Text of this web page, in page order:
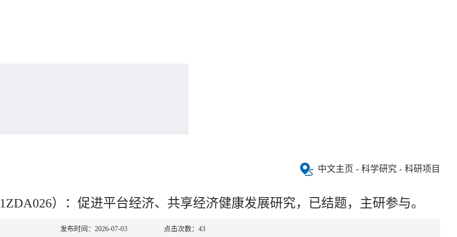
中文主页 - 科学研究 - 科研项目
）：促进平台经济、共享经济健康发展研究，已结题，主研参与。
发布时间：2026-07-03 点击次数： 43